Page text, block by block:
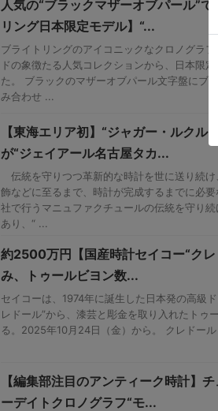
人気の“ブラックマザーオブパール”で
リング日本限定モデル】“...
ブライトリングのアイコニックなクロノグラフ
ドの象徴たる人気コレクションから、日本限
た。 ブラックのマザーオブパール文字盤にブ
み合わせ ...
【東海エリア初】“ジャガー・ルクル
が“ジェイアール名古屋タカ...
伝統を守りつつ革新的な時計を世に送り続
飾などに至るまで、時計が完成するまでに必
社で行うマニュファクチュールの伝統を守り
あり、“ ...
約2500万円【国産時計セイコー“ク
み、トゥールビヨン数...
セイコーは、1974年に誕生した日本発の高級
レドール”から、漆芸と彫金を取り入れたトゥ
る。2025年10月24日（金）から。 クレドー
【編集部注目のアンティーク時計】
ーデイトクロノグラフ“モ...